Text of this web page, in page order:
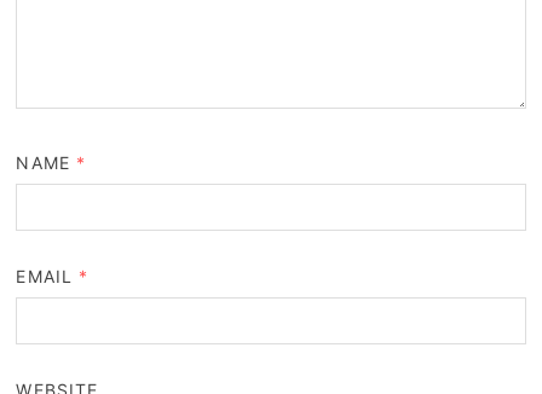
NAME *
EMAIL *
WEBSITE